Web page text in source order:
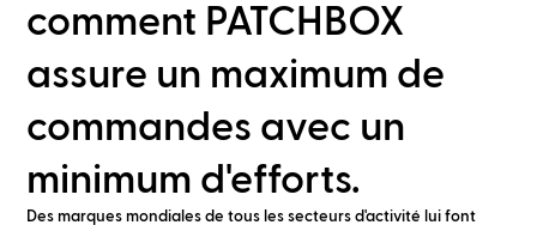
comment PATCHBOX
assure un maximum de
commandes avec un
minimum d'efforts.
Des marques mondiales de tous les secteurs d'activité lui font